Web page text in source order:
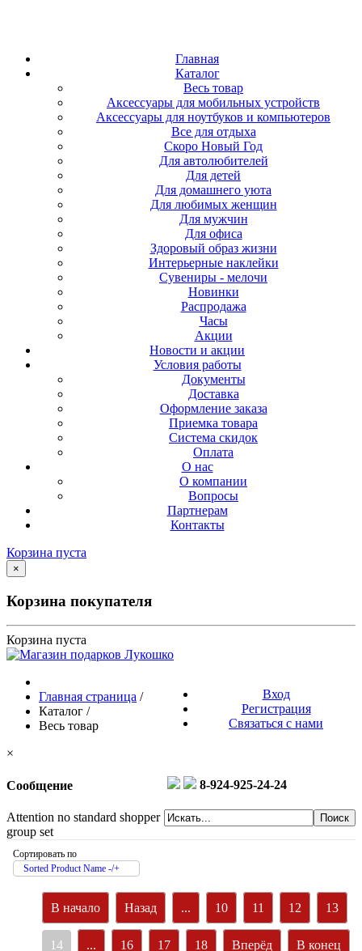
Главная
Каталог
Весь товар
Аксессуары для мобильных устройств
Аксессуары для ноутбуков и компьютеров
Все для отдыха
Скоро Новый Год
Для автолюбителей
Для детей
Для домашнего уюта
Для любимых женщин
Для мужчин
Для офиса
Здоровый образ жизни
Интерьерные наклейки
Сувениры - мелочи
Новинки
Распродажа
Часы
Акции
Новости и акции
Условия работы
Документы
Доставка
Оформление заказа
Приемка товара
Система скидок
Оплата
О нас
О компании
Вопросы
Партнерам
Контакты
Корзина пуста
×
Корзина покупателя
Корзина пуста
Вход
Регистрация
Связаться с нами
8-924-925-24-24
Главная страница /
Каталог /
Весь товар
×
Сообщение
Attention no standard shopper
group set
Сортировать по
Sorted Product Name -/+
В начало Назад ... 10 11 12 13
14 ... 16 17 18 Вперёд В конец